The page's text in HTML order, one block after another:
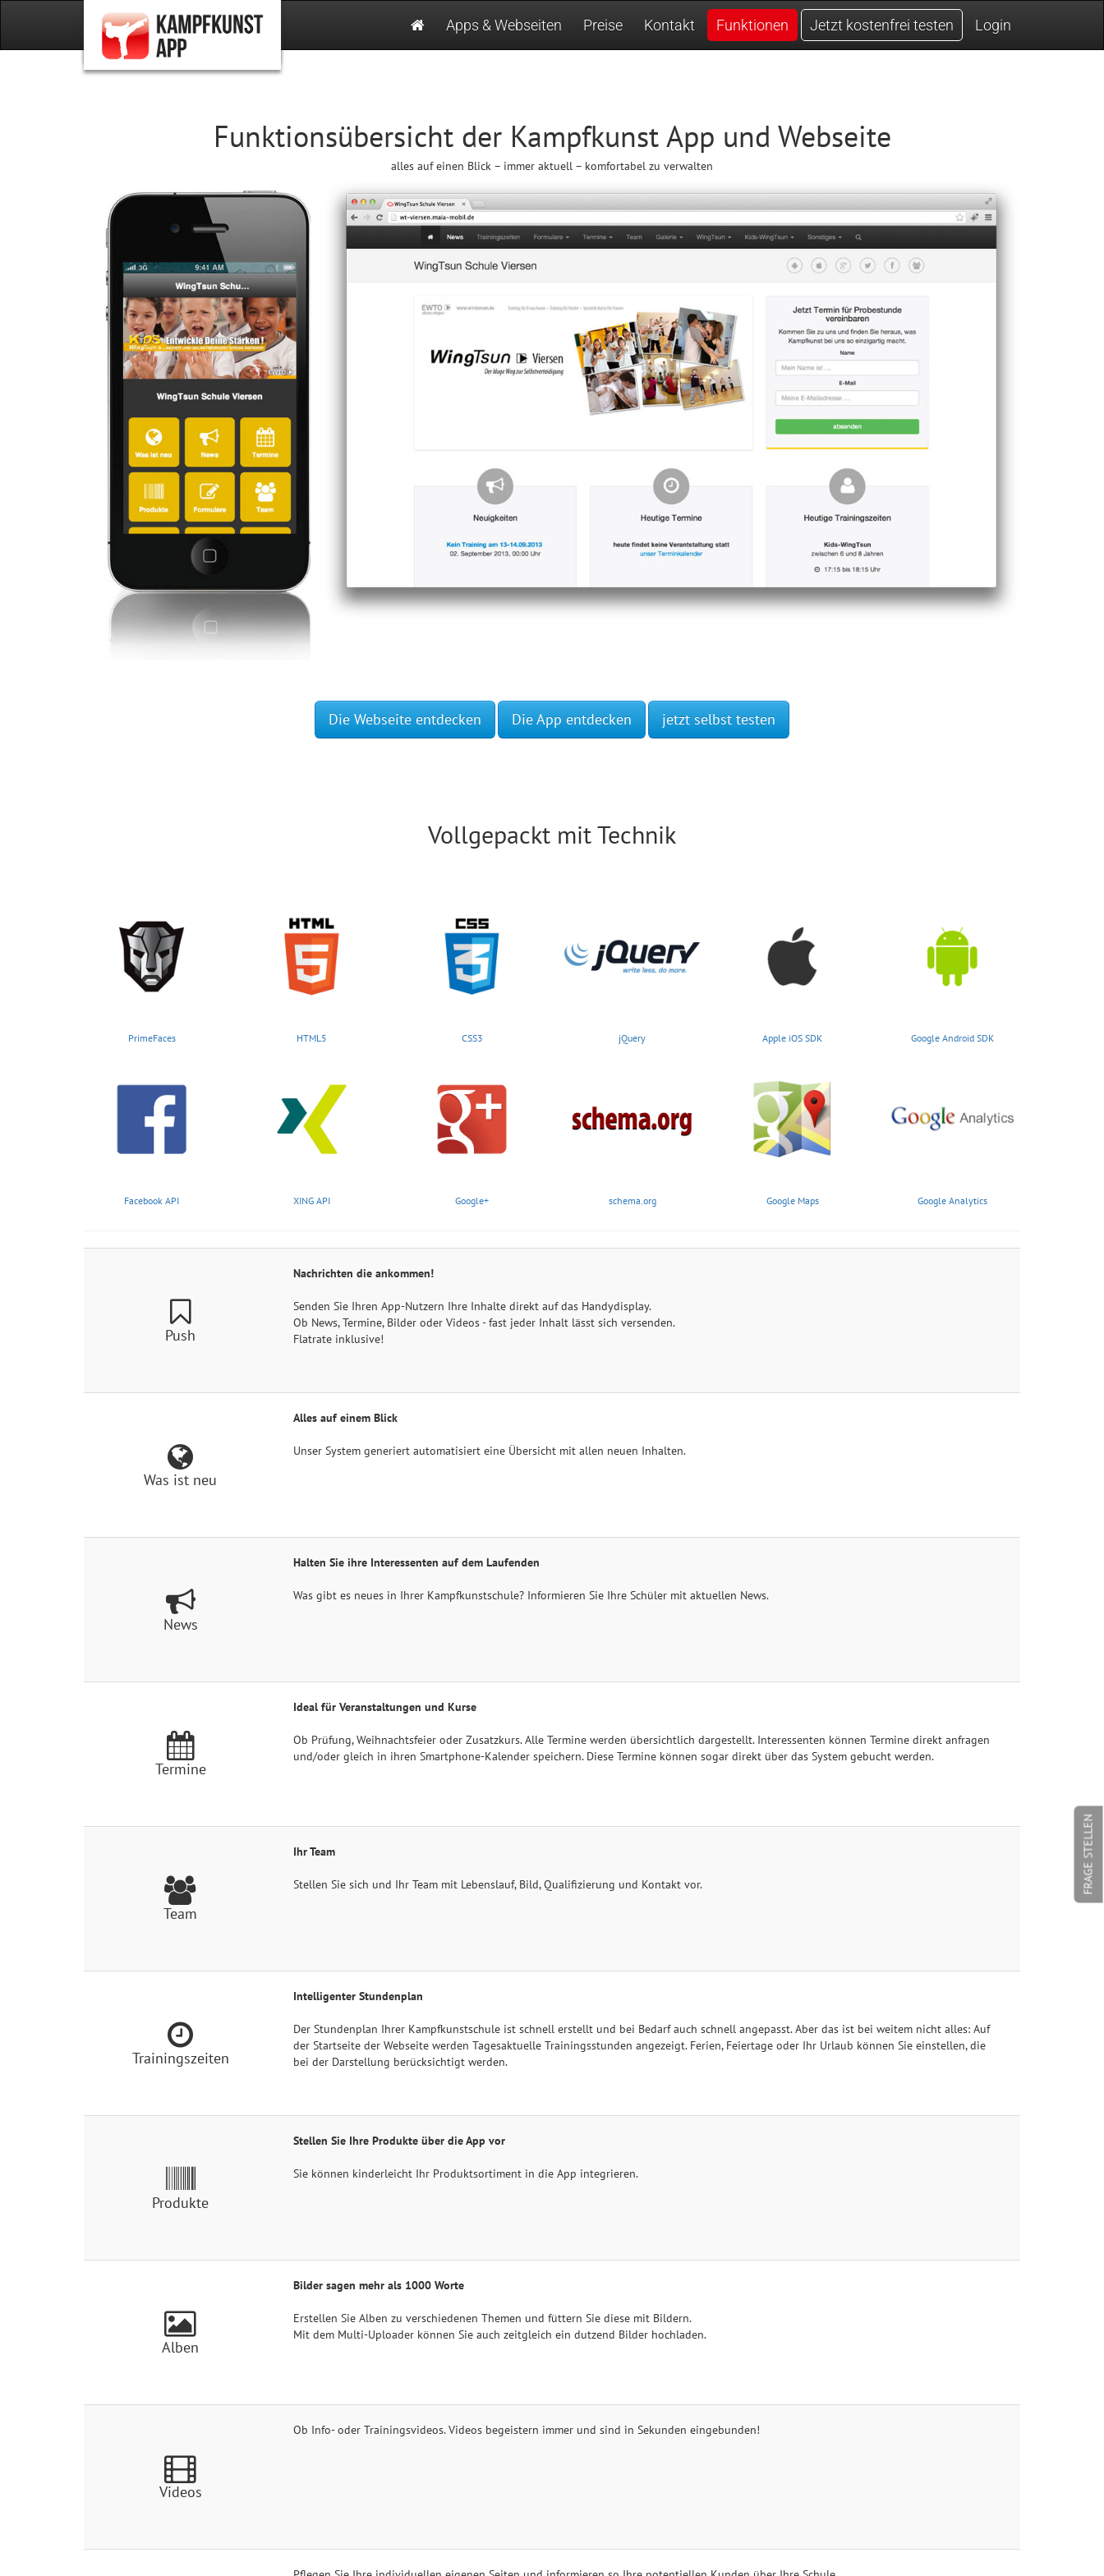
Apps & Webseiten Preise Kontakt Funktionen Jetzt kostenfrei testen Login
Funktionsübersicht der Kampfkunst App und Webseite
alles auf einen Blick – immer aktuell – komfortabel zu verwalten
Die Webseite entdecken Die App entdecken jetzt selbst testen
Vollgepackt mit Technik
PrimeFaces HTML5 CSS3 jQuery Apple iOS SDK Google Android SDK
Facebook API XING API Google+ schema.org Google Maps Google Analytics
Push
Nachrichten die ankommen!
Senden Sie Ihren App-Nutzern Ihre Inhalte direkt auf das Handydisplay.
Ob News, Termine, Bilder oder Videos - fast jeder Inhalt lässt sich versenden.
Flatrate inklusive!
Was ist neu
Alles auf einem Blick
Unser System generiert automatisiert eine Übersicht mit allen neuen Inhalten.
News
Halten Sie ihre Interessenten auf dem Laufenden
Was gibt es neues in Ihrer Kampfkunstschule? Informieren Sie Ihre Schüler mit aktuellen News.
Termine
Ideal für Veranstaltungen und Kurse
Ob Prüfung, Weihnachtsfeier oder Zusatzkurs. Alle Termine werden übersichtlich dargestellt. Interessenten können Termine direkt anfragen
und/oder gleich in ihren Smartphone-Kalender speichern. Diese Termine können sogar direkt über das System gebucht werden.
Team
Ihr Team
Stellen Sie sich und Ihr Team mit Lebenslauf, Bild, Qualifizierung und Kontakt vor.
Trainingszeiten
Intelligenter Stundenplan
Der Stundenplan Ihrer Kampfkunstschule ist schnell erstellt und bei Bedarf auch schnell angepasst. Aber das ist bei weitem nicht alles: Auf
der Startseite der Webseite werden Tagesaktuelle Trainingsstunden angezeigt. Ferien, Feiertage oder Ihr Urlaub können Sie einstellen, die
bei der Darstellung berücksichtigt werden.
Produkte
Stellen Sie Ihre Produkte über die App vor
Sie können kinderleicht Ihr Produktsortiment in die App integrieren.
Alben
Bilder sagen mehr als 1000 Worte
Erstellen Sie Alben zu verschiedenen Themen und füttern Sie diese mit Bildern.
Mit dem Multi-Uploader können Sie auch zeitgleich ein dutzend Bilder hochladen.
Videos
Ob Info- oder Trainingsvideos. Videos begeistern immer und sind in Sekunden eingebunden!
FRAGE STELLEN